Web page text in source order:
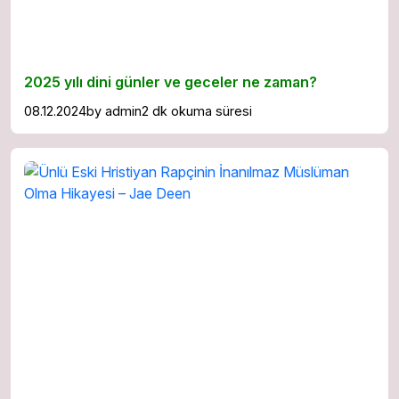
2025 yılı dini günler ve geceler ne zaman?
08.12.2024by admin2 dk okuma süresi